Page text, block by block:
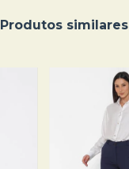
Produtos similares